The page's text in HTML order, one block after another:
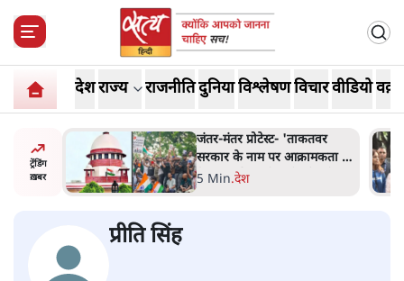
देशराज्य राजनीतिदुनियाविश्लेषणविचारवीडियो
ट्रेंडिंग
ख़बर
न
सुने':
जंतर मंतर प्रोटेस्ट: 'युवाओं को
प्रताड़ित किया जा रहा है, पर मोदी-
शाह में बोलने की हिम्मत नहीं'-
7 Min.देश
प्रीति सिंह